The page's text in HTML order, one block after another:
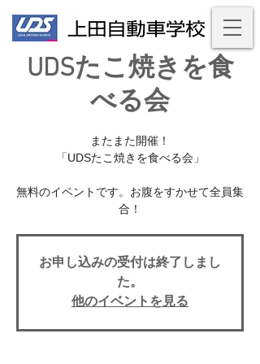
UDSたこ焼きを食
べる会
またまた開催！
「UDSたこ焼きを食べる会」
無料のイベントです。お腹をすかせて全員集
合！
お申し込みの受付は終了しまし
た。
他のイベントを見る